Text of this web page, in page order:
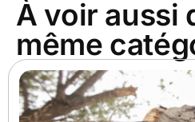
À voir aussi
même